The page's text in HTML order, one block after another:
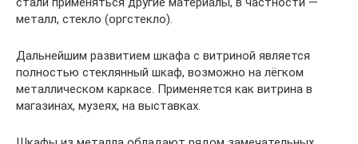
металл, стекло (оргстекло).
Дальнейшим развитием шкафа с витриной является
полностью стеклянный шкаф, возможно на лёгком
металлическом каркасе. Применяется как витрина в
магазинах, музеях, на выставках.